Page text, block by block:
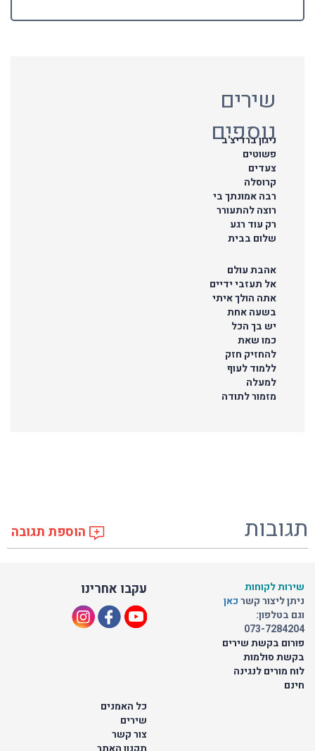
שירים
נוספים
ניגון ברדיצ'ב
פשוטים
צעדים
קרוסלה
רבה אמונתך בי
רוצה להתעורר
רק עוד רגע
שלום בבית
אהבת עולם
אל תעזבי ידיים
אתה הולך איתי
בשעה אחת
יש בך הכל
כמו שאת
להחזיק חזק
ללמוד לעוף
למעלה
מזמור לתודה
תגובות הוספת תגובה
עקבו אחרינו
שירות לקוחות
ניתן ליצור קשרכאן
וגם בטלפון:
073-7284204
פורום בקשת שירים
בקשת סולמות
לוח מורים לנגינה
חינם
כל האמנים
שירים
צור קשר